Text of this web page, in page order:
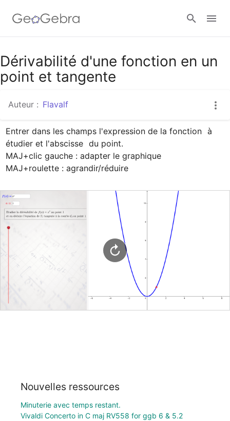
Google Classroom
Se connecter
Dérivabilité d'une fonction en un
point et tangente
Auteur : Flavalf
Entrer dans les champs l'expression de la fonction à
étudier et l'abscisse du point.
MAJ+clic gauche : adapter le graphique
MAJ+roulette : agrandir/réduire
Nouvelles ressources
Minuterie avec temps restant.
Vivaldi Concerto in C maj RV558 for ggb 6 & 5.2